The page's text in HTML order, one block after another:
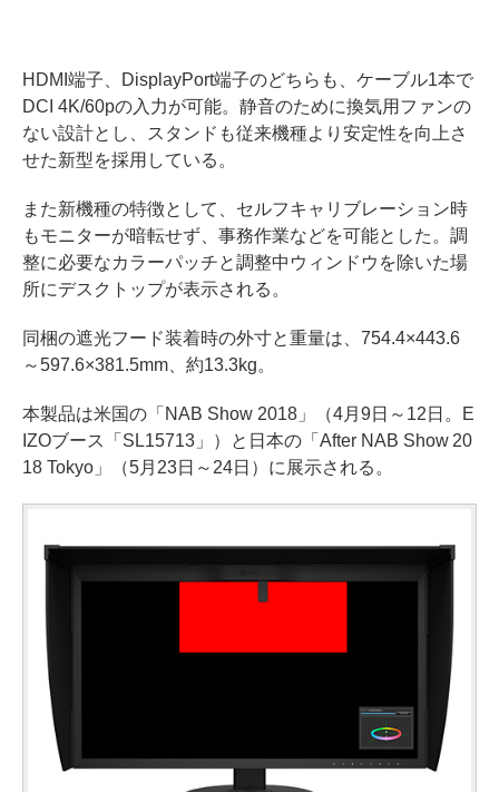
HDMI端子、DisplayPort端子のどちらも、ケーブル1本で
DCI 4K/60pの入力が可能。静音のために換気用ファンの
ない設計とし、スタンドも従来機種より安定性を向上さ
せた新型を採用している。
また新機種の特徴として、セルフキャリブレーション時
もモニターが暗転せず、事務作業などを可能とした。調
整に必要なカラーパッチと調整中ウィンドウを除いた場
所にデスクトップが表示される。
同梱の遮光フード装着時の外寸と重量は、754.4×443.6
～597.6×381.5mm、約13.3kg。
本製品は米国の「NAB Show 2018」（4月9日～12日。E
IZOブース「SL15713」）と日本の「After NAB Show 20
18 Tokyo」（5月23日～24日）に展示される。